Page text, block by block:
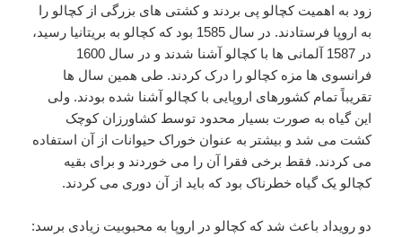
زود به اهمیت کچالو پی بردند و کشتی های بزرگی از کچالو را
به اروپا فرستادند. در سال 1585 بود که کچالو به بریتانیا رسید،
در 1587 آلمانی ها با کچالو آشنا شدند و در سال 1600
فرانسوی ها مزه کچالو را درک کردند. طی همین سال ها
تقریباً تمام کشورهای اروپایی با کچالو آشنا شده بودند. ولی
این گیاه به صورت بسیار محدود توسط کشاورزان کوچک
کشت می شد و بیشتر به عنوان خوراک حیوانات از آن استفاده
می کردند. فقط برخی فقرا آن را می خوردند و برای بقیه
کچالو یک گیاه خطرناک بود که باید از آن دوری می کردند.
دو رویداد باعث شد که کچالو در اروپا به محبوبیت زیادی برسد: